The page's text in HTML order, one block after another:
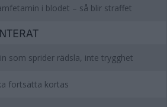
i blodet – så blir straffet
som sprider rädsla, inte trygghet
fortsätta kortas